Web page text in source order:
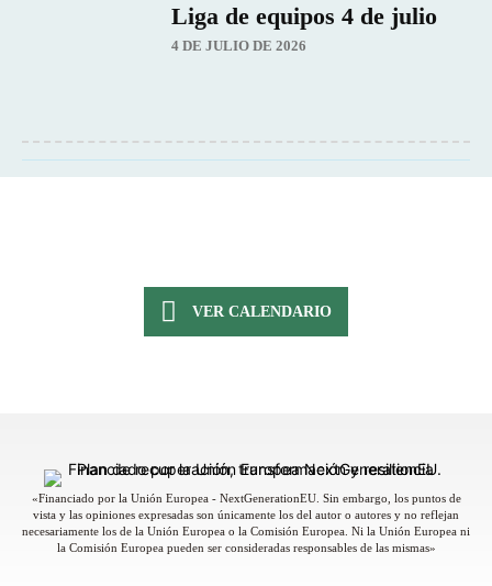
Liga de equipos 4 de julio
4 DE JULIO DE 2026
VER CALENDARIO
«Financiado por la Unión Europea - NextGenerationEU. Sin embargo, los puntos de
vista y las opiniones expresadas son únicamente los del autor o autores y no reflejan
necesariamente los de la Unión Europea o la Comisión Europea. Ni la Unión Europea ni
la Comisión Europea pueden ser consideradas responsables de las mismas»